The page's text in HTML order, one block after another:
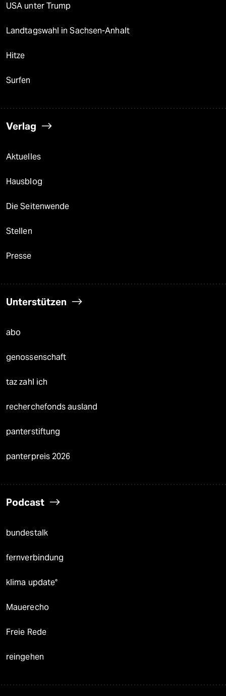
USA unter Trump
Landtagswahl in Sachsen-Anhalt
Hitze
Surfen
Verlag
Aktuelles
Hausblog
Die Seitenwende
Stellen
Presse
Unterstützen
abo
genossenschaft
taz zahl ich
recherchefonds ausland
panterstiftung
panterpreis 2026
Podcast
bundestalk
fernverbindung
klima update°
Mauerecho
Freie Rede
reingehen